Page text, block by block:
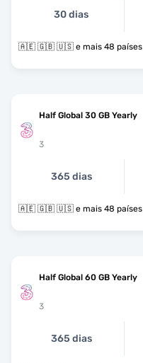
30 dias
🇦🇪 🇬🇧 🇺🇸 e mais 48 países
Half Global 30 GB Yearly
3
365 dias
🇦🇪 🇬🇧 🇺🇸 e mais 48 países
Half Global 60 GB Yearly
3
365 dias